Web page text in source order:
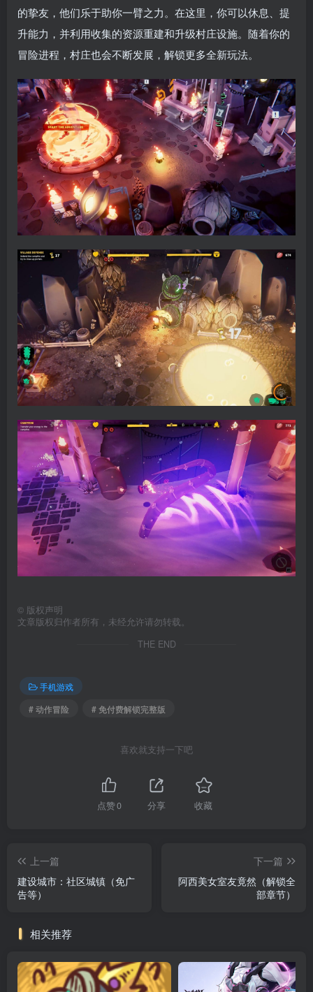
的挚友，他们乐于助你一臂之力。在这里，你可以休息、提
升能力，并利用收集的资源重建和升级村庄设施。随着你的
冒险进程，村庄也会不断发展，解锁更多全新玩法。
© 版权声明
文章版权归作者所有，未经允许请勿转载。
THE END
手机游戏
# 动作冒险
# 免付费解锁完整版
喜欢就支持一下吧
点赞0 分享 收藏
上一篇
建设城市：社区城镇（免广
告等）
下一篇
阿西美女室友竟然（解锁全
部章节）
相关推荐